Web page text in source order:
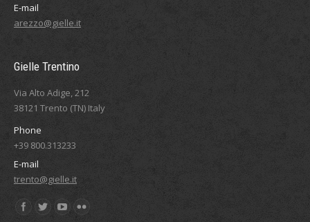
E-mail
arezzo@gielle.it
Gielle Trentino
Via Alto Adige, 212
38121 Trento (TN) Italy
Phone
+39 800.313233
E-mail
trento@gielle.it
Find us on: